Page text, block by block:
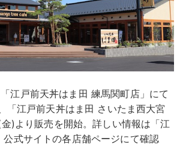
「江戸前天丼はま田 練馬関町店」にて
「江戸前天丼はま田 さいたま西大宮
)より販売を開始。詳しい情報は「江
公式サイトの各店舗ページにて確認